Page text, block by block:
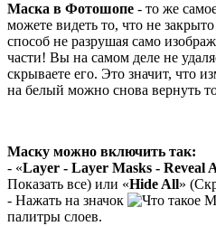
Маска в Фотошопе - то же
можете видеть то, что не
способ не разрушая само
части! Вы на самом деле не
скрываете его. Это значит, что
на белый можно снова вернуть
Маску можно включить так:
- «Layer - Layer Masks - Reveal
Показать все) или «Hide All»
- Нажать на значок
палитры слоев.